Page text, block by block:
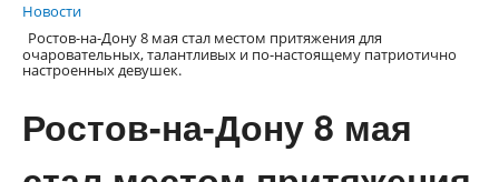
Новости
Ростов-на-Дону 8 мая стал местом притяжения для
очаровательных, талантливых и по-настоящему патриотично
настроенных девушек.
Ростов-на-Дону 8 мая